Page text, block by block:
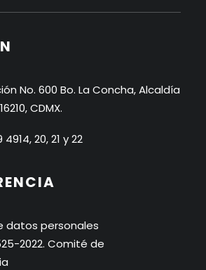
No. 600 Bo. La Concha, Alcaldía
CDMX.
20, 21 y 22
datos personales
2022. Comité de